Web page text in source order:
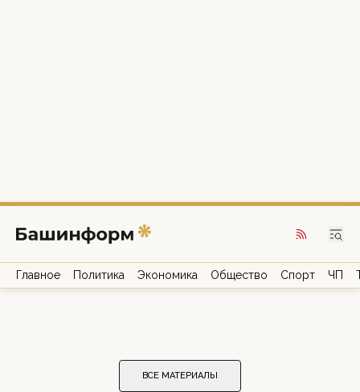
Главное Политика Экономика Общество Спорт ЧП
ВСЕ МАТЕРИАЛЫ